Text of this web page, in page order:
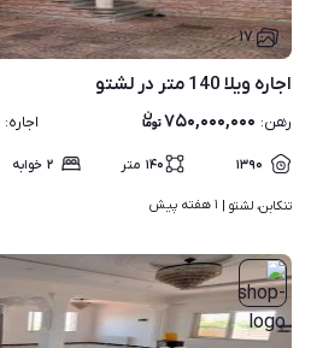
۱۷
اجاره ویلا 140 متر در لشتو
رهن: ۷۵۰,۰۰۰,۰۰۰ اجاره:
۱۳۹۰ ۱۴۰ متر ۲ خوابه
تنکابن، لشتو | ۱ هفته پیش